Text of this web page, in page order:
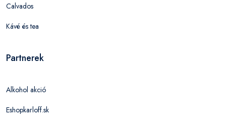
Calvados
Kávé és tea
Partnerek
Alkohol akció
Eshopkarloff.sk